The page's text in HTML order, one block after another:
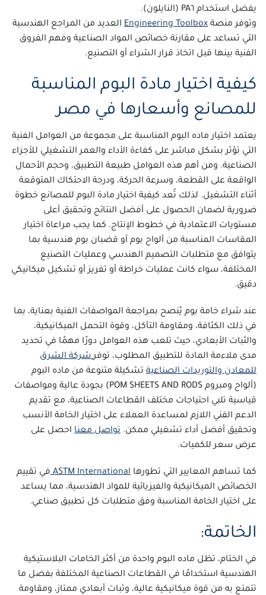
يفضل استخدام PA٦ (النايلون).
وتوفر منصة Engineering Toolbox العديد من المراجع الهندسية
التي تساعد على مقارنة خصائص المواد الصناعية وفهم الفروق
الفنية بينها قبل اتخاذ قرار الشراء أو التصنيع.
كيفية اختيار مادة البوم المناسبة
للمصانع وأسعارها في مصر
يعتمد اختيارماده البوم المناسبة على مجموعة من العوامل الفنية
التي تؤثر بشكل مباشر على كفاءة الأداء والعمر التشغيلي للأجزاء
الصناعية. ومن أهم هذه العوامل طبيعة التطبيق، وحجم الأحمال
الواقعة على القطعة، وسرعة الحركة، ودرجة الاحتكاك المتوقعة
أثناء التشغيل. لذلك تُعد كيفية اختيار مادة البوم للمصانع خطوة
ضرورية لضمان الحصول على أفضل النتائج وتحقيق أعلى
مستويات الاعتمادية في خطوط الإنتاج. كما يجب مراعاة اختيار
المقاسات المناسبة من ألواح بوم أو قضبان بوم هندسية بما
يتوافق مع متطلبات التصميم الهندسي وعمليات التصنيع
المختلفة، سواء كانت عمليات خراطة أو تفريز أو تشكيل ميكانيكي
دقيق.
عند شراء خامة بوم يُنصح بمراجعة المواصفات الفنية بعناية، بما
في ذلك الكثافة، ومقاومة التآكل، وقوة التحمل الميكانيكية،
والثبات الأبعادي، حيث تلعب هذه العوامل دورًا مهمًا في تحديد
مدى ملاءمة المادة للتطبيق المطلوب، توفرشركة الشرق
للمعادن والتوريدات الصناعية تشكيلة متنوعة من ماده البوم
(ألواح ومبروم POM SHEETS AND RODS) بجودة عالية ومواصفات
قياسية تلبي احتياجات مختلف القطاعات الصناعية، مع تقديم
الدعم الفني اللازم لمساعدة العملاء على اختيار الخامة الأنسب
وتحقيق أفضل أداء تشغيلي ممكن. تواصل معنا احصل على
عرض سعر للكميات.
كما تساهم المعايير التي تطورها ASTM International في تقييم
الخصائص الميكانيكية والفيزيائية للمواد الهندسية، مما يساعد
على اختيار الخامة المناسبة وفق متطلبات كل تطبيق صناعي.
الخاتمة:
في الختام، تظل ماده البوم واحدة من أكثر الخامات البلاستيكية
الهندسية استخدامًا في القطاعات الصناعية المختلفة بفضل ما
تتمتع به من قوة ميكانيكية عالية، وثبات أبعادي ممتاز، ومقاومة